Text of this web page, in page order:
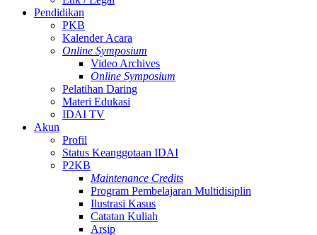
Pendidikan
PKB
Kalender Acara
Online Symposium
Video Archives
Online Symposium
Pelatihan Daring
Materi Edukasi
IDAI TV
Akun
Profil
Status Keanggotaan IDAI
P2KB
Maintenance Credits
Program Pembelajaran Multidisiplin
Ilustrasi Kasus
Catatan Kuliah
Arsip